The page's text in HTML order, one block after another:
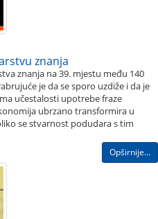
znanja
znanja na 39. mjestu među 140
je da se sporo uzdiže i da je
učestalosti upotrebe fraze
ubrzano transformira u
se stvarnost podudara s tim
Opširnije...